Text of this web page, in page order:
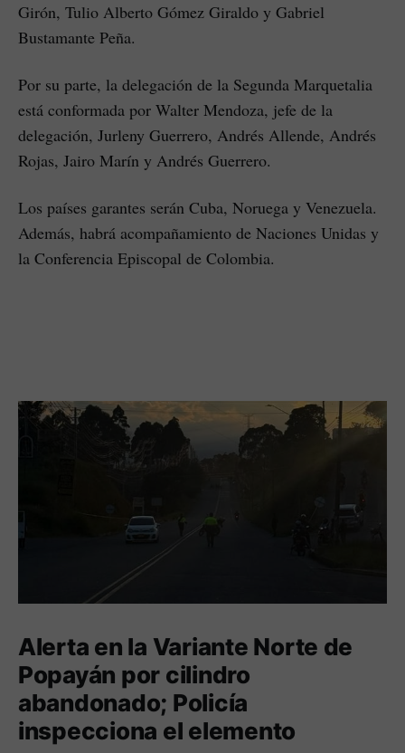
Girón, Tulio Alberto Gómez Giraldo y Gabriel
Bustamante Peña.
Por su parte, la delegación de la Segunda Marquetalia
está conformada por Walter Mendoza, jefe de la
delegación, Jurleny Guerrero, Andrés Allende, Andrés
Rojas, Jairo Marín y Andrés Guerrero.
Los países garantes serán Cuba, Noruega y Venezuela.
Además, habrá acompañamiento de Naciones Unidas y
la Conferencia Episcopal de Colombia.
Alerta en la Variante Norte de
Popayán por cilindro
abandonado; Policía
inspecciona el elemento